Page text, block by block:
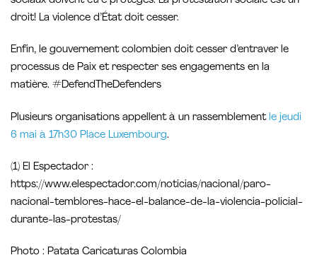
droit! La violence d’État doit cesser.
Enfin, le gouvernement colombien doit cesser d’entraver le
processus de Paix et respecter ses engagements en la
matière. #DefendTheDefenders
Plusieurs organisations appellent à un rassemblement le jeudi
6 mai à 17h30 Place Luxembourg.
(1) El Espectador :
https://www.elespectador.com/noticias/nacional/paro-
nacional-temblores-hace-el-balance-de-la-violencia-policial-
durante-las-protestas/
Photo : Patata Caricaturas Colombia